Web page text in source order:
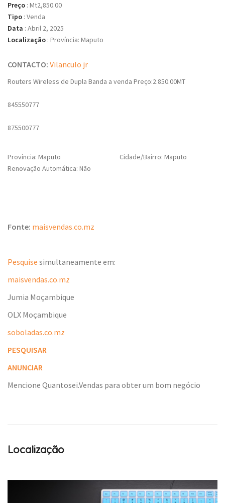
Preço : Mt2,850.00
Tipo : Venda
Data : Abril 2, 2025
Localização : Província: Maputo
CONTACTO: Vilanculo jr
Routers Wireless de Dupla Banda a venda Preço:2.850.00MT
845550777
875500777
Província: Maputo
Cidade/Bairro: Maputo
Renovação Automática: Não
Fonte: maisvendas.co.mz
Pesquise simultaneamente em:
maisvendas.co.mz
Jumia Moçambique
OLX Moçambique
soboladas.co.mz
PESQUISAR
ANUNCIAR
Mencione Quantosei.Vendas para obter um bom negócio
Localização